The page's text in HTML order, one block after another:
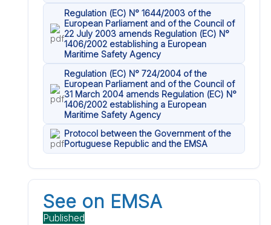
Regulation (EC) N° 1644/2003 of the
European Parliament and of the Council of
22 July 2003 amends Regulation (EC) N°
1406/2002 establishing a European
Maritime Safety Agency
Regulation (EC) N° 724/2004 of the
European Parliament and of the Council of
31 March 2004 amends Regulation (EC) N°
1406/2002 establishing a European
Maritime Safety Agency
Protocol between the Government of the
Portuguese Republic and the EMSA
See on EMSA
Published